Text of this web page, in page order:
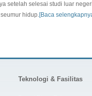
setelah selesai studi luar
hidup.[Baca
Teknologi & Fasilitas